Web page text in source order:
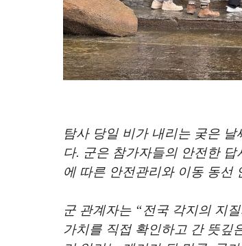
탐사 당일 비가 내리는 궂은
다. 군은 참가자들의 안전한
에 따른 안전관리와 이동 동선
군 관계자는 “전국 각지의 지
가치를 직접 확인하고 간 뜻깊